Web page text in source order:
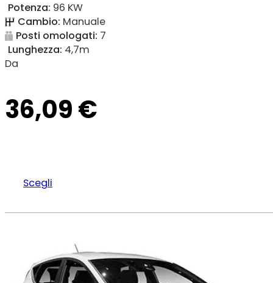
Potenza: 96 KW
Cambio: Manuale
Posti omologati: 7
Lunghezza: 4,7m
Da
36,09€
Scegli